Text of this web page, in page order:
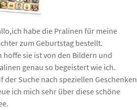
habe die Pralinen für meine
zum Geburtstag bestellt.
hoffe sie ist von den Bildern und
genau so begeistert wie ich.
der Suche nach speziellen Geschenken
ich mich sehr über diese schöne